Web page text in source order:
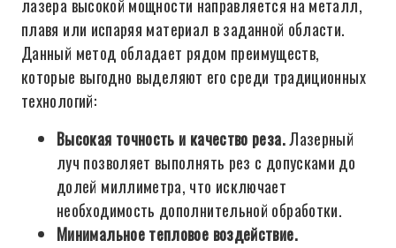
лазера высокой мощности направляется на металл,
плавя или испаряя материал в заданной области.
Данный метод обладает рядом преимуществ,
которые выгодно выделяют его среди традиционных
технологий:
Высокая точность и качество реза.Лазерный
луч позволяет выполнять рез с допусками до
долей миллиметра, что исключает
необходимость дополнительной обработки.
Минимальное тепловое воздействие.